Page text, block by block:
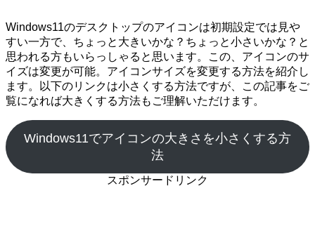
Windows11のデスクトップのアイコンは初期設定では見や
すい一方で、ちょっと大きいかな？ちょっと小さいかな？と
思われる方もいらっしゃると思います。この、アイコンのサ
イズは変更が可能。アイコンサイズを変更する方法を紹介し
ます。以下のリンクは小さくする方法ですが、この記事をご
覧になれば大きくする方法もご理解いただけます。
Windows11でアイコンの大きさを小さくする方
法
スポンサードリンク